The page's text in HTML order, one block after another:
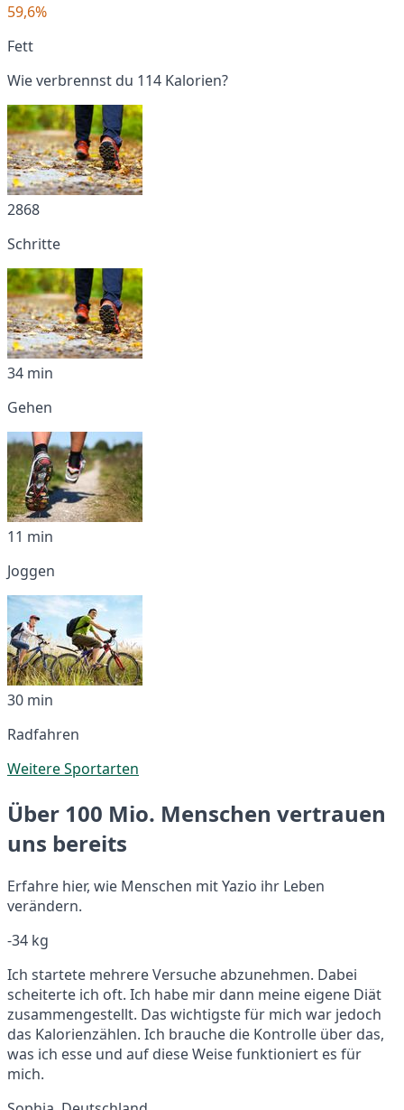
59,6%
Fett
Wie verbrennst du 114 Kalorien?
2868
Schritte
34 min
Gehen
11 min
Joggen
30 min
Radfahren
Weitere Sportarten
Über 100 Mio. Menschen vertrauen
uns bereits
Erfahre hier, wie Menschen mit Yazio ihr Leben
verändern.
-34 kg
Ich startete mehrere Versuche abzunehmen. Dabei
scheiterte ich oft. Ich habe mir dann meine eigene Diät
zusammengestellt. Das wichtigste für mich war jedoch
das Kalorienzählen. Ich brauche die Kontrolle über das,
was ich esse und auf diese Weise funktioniert es für
mich.